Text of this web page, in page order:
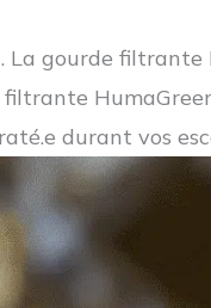
La gourde filtrante
filtrante
durant vos